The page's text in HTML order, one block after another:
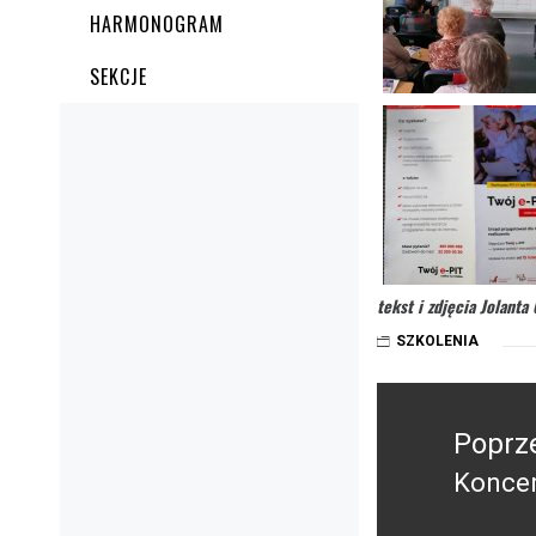
HARMONOGRAM
SEKCJE
tekst i zdjęcia Jolanta
SZKOLENIA
Nawigacja